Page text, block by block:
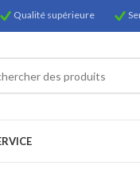
Qualité supérieure